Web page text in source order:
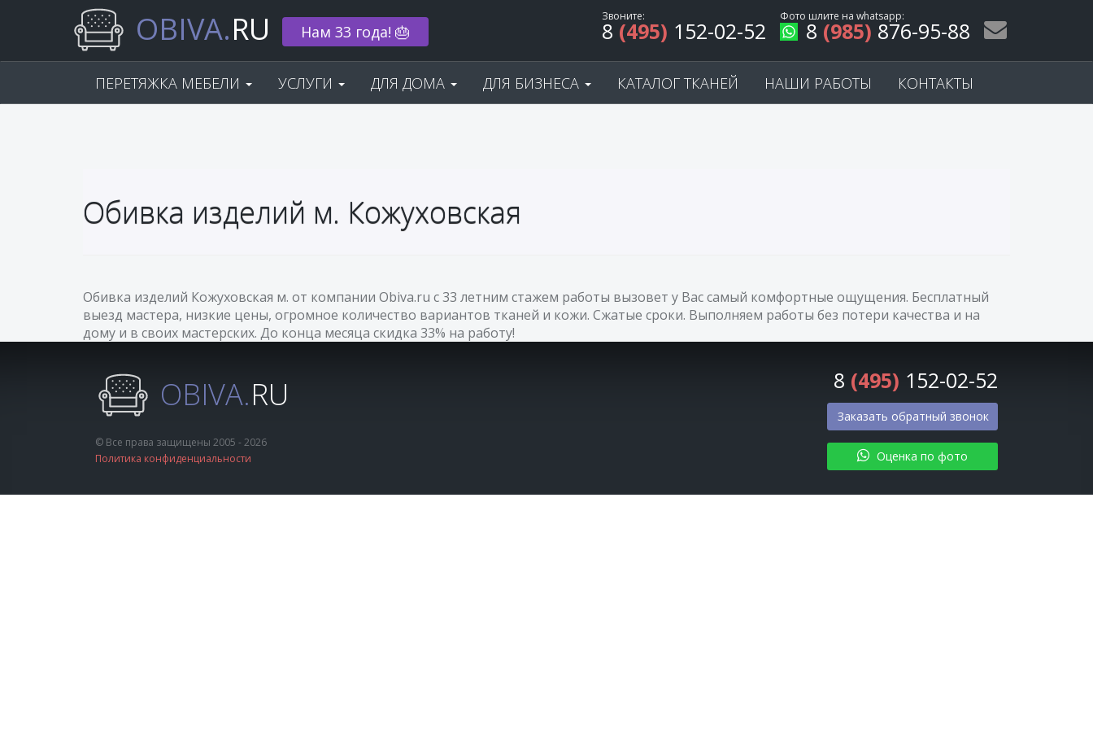
OBIVA.RU Нам 33 года! 🎂
Звоните:
8 (495) 152-02-52
Фото шлите на whatsapp:
8 (985) 876-95-88
ПЕРЕТЯЖКА МЕБЕЛИ УСЛУГИ ДЛЯ ДОМА ДЛЯ БИЗНЕСА КАТАЛОГ ТКАНЕЙ НАШИ РАБОТЫ КОНТАКТЫ
Обивка изделий м. Кожуховская
Обивка изделий Кожуховская м. от компании Obiva.ru с 33 летним стажем работы вызовет у Вас самый комфортные ощущения. Бесплатный
выезд мастера, низкие цены, огромное количество вариантов тканей и кожи. Сжатые сроки. Выполняем работы без потери качества и на
дому и в своих мастерских. До конца месяца скидка 33% на работу!
OBIVA.RU
© Все права защищены 2005 - 2026
Политика конфиденциальности
8 (495) 152-02-52
Заказать обратный звонок
Оценка по фото